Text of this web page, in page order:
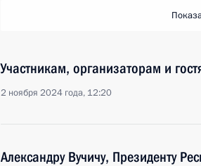
Участникам, организаторам и
2 ноября 2024 года, 12:20
Александру Вучичу, Президенту